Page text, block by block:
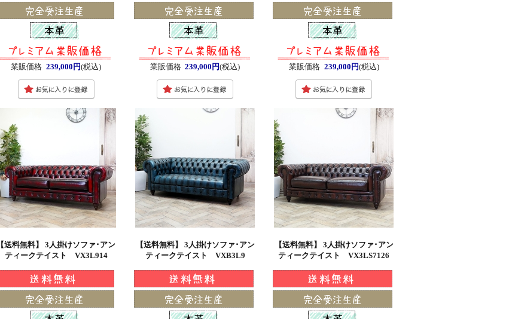
業販価格 239,000円(税込) 業販価格 239,000円(税込) 業販価格 239,000円(税込)
【送料無料】 3人掛けソファ･アン
ティークテイスト VX3L914
【送料無料】 3人掛けソファ･アン
ティークテイスト VXB3L9
【送料無料】 3人掛けソファ･アン
ティークテイスト VX3LS7126